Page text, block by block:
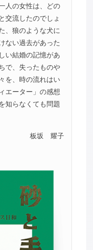
人の女性は、どの
交流したのでしょ
、狼のような犬に
ない過去があった
い結婚の記憶があ
で、失ったものや
を、時の流れはい
エーター」の感想
知らなくても問題
板坂 耀子